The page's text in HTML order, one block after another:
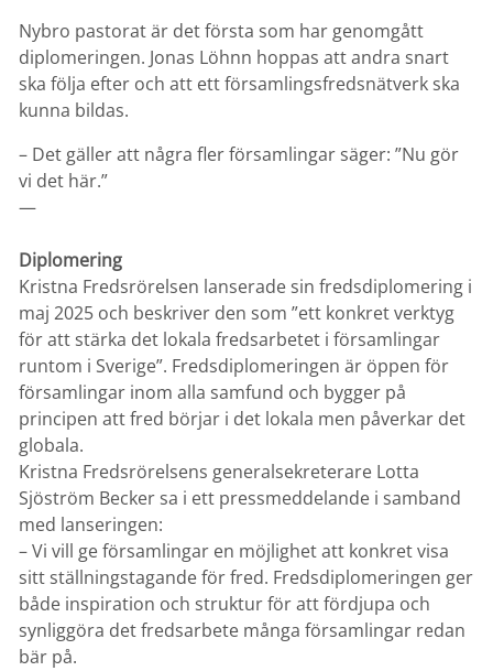
Nybro pastorat är det första som har genomgått
diplomeringen. Jonas Löhnn hoppas att andra snart
ska följa efter och att ett församlingsfredsnätverk ska
kunna bildas.
– Det gäller att några fler församlingar säger: ”Nu gör
vi det här.”
—
Diplomering
Kristna Fredsrörelsen lanserade sin fredsdiplomering i
maj 2025 och beskriver den som ”ett konkret verktyg
för att stärka det lokala fredsarbetet i församlingar
runtom i Sverige”. Fredsdiplomeringen är öppen för
församlingar inom alla samfund och bygger på
principen att fred börjar i det lokala men påverkar det
globala.
Kristna Fredsrörelsens generalsekreterare Lotta
Sjöström Becker sa i ett pressmeddelande i samband
med lanseringen:
– Vi vill ge församlingar en möjlighet att konkret visa
sitt ställningstagande för fred. Fredsdiplomeringen ger
både inspiration och struktur för att fördjupa och
synliggöra det fredsarbete många församlingar redan
bär på.